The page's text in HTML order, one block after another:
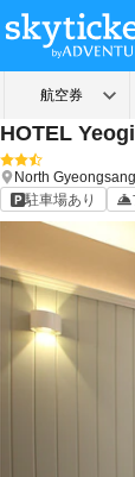
HOTEL
North Gyeongsang
駐車場あり